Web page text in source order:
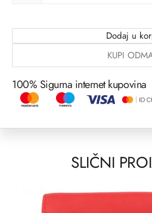
Dodaj u
KUPI
100% Sigurna internet kupovina
SLIČNI